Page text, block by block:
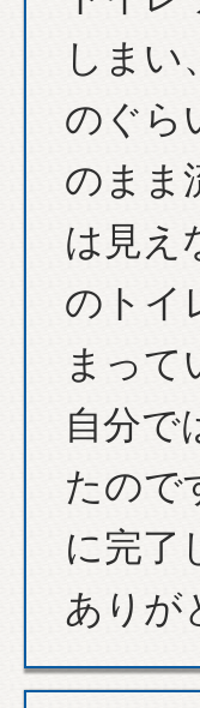
しま
のぐら
のまま
は見え
のトイ
まって
自分で
たので
に完了
ありが